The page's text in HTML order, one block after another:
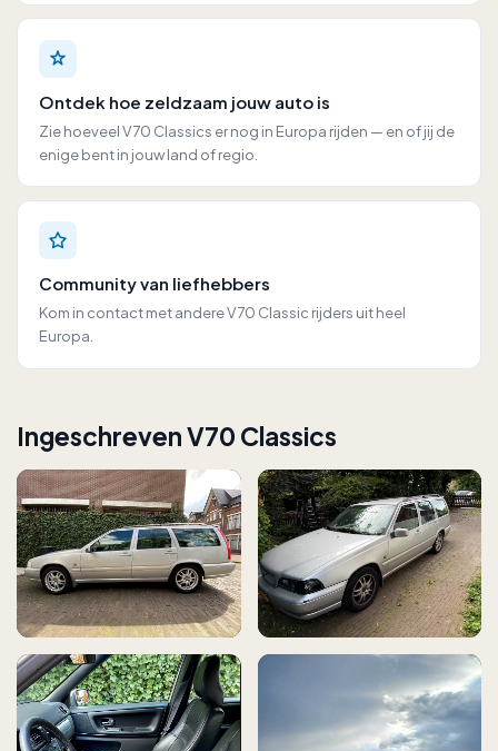
Ontdek hoe zeldzaam jouw auto is
Zie hoeveel V70 Classics er nog in Europa rijden — en of jij de
enige bent in jouw land of regio.
Community van liefhebbers
Kom in contact met andere V70 Classic rijders uit heel
Europa.
Ingeschreven V70 Classics